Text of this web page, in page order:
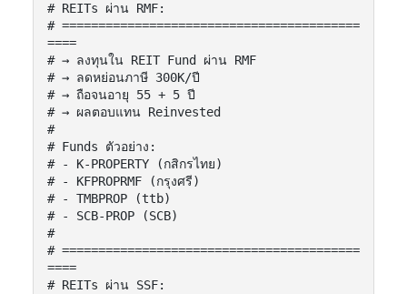
# REITs ผ่าน RMF:
# =========================================
====
# → ลงทุนใน REIT Fund ผ่าน RMF
# → ลดหย่อนภาษี 300K/ปี
# → ถือจนอายุ 55 + 5 ปี
# → ผลตอบแทน Reinvested
#
# Funds ตัวอย่าง:
# - K-PROPERTY (กสิกรไทย)
# - KFPROPRMF (กรุงศรี)
# - TMBPROP (ttb)
# - SCB-PROP (SCB)
#
# =========================================
====
# REITs ผ่าน SSF: